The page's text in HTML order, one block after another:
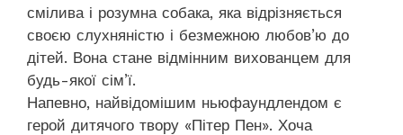
смілива і розумна собака, яка відрізняється
своєю слухняністю і безмежною любов’ю до
дітей. Вона стане відмінним вихованцем для
будь-якої сім’ї.
Напевно, найвідомішим ньюфаундлендом є
герой дитячого твору «Пітер Пен». Хоча